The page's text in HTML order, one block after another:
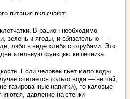
питания включают:
В рацион необходимо
зелень и ягоды, и обязательно ―
либо в виде хлеба с отрубями. Это
функцию кишечника.
Если человек пьет мало воды
считается только вода ― не чай,
газированные напитки), то каловые
давление на стенки